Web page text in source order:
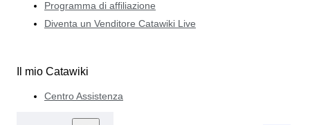
Programma di affiliazione
Diventa un Venditore Catawiki Live
Il mio Catawiki
Centro Assistenza